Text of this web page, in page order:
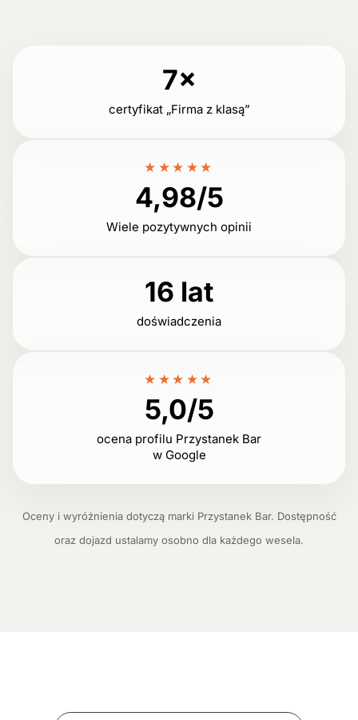
7×
certyfikat „Firma z klasą”
★★★★★
4,98/5
Wiele pozytywnych opinii
16 lat
doświadczenia
★★★★★
5,0/5
ocena profilu Przystanek Bar
w Google
Oceny i wyróżnienia dotyczą marki Przystanek Bar. Dostępność
oraz dojazd ustalamy osobno dla każdego wesela.